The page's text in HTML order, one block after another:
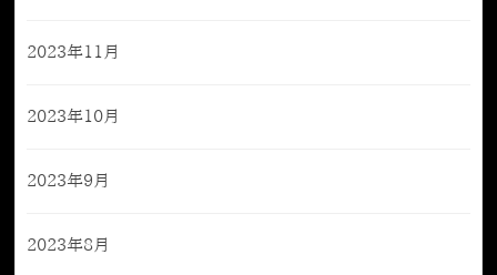
2023年11月
2023年10月
2023年9月
2023年8月